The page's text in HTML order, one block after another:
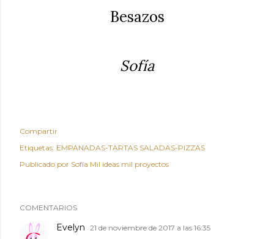
Besazos
Sofía
Compartir
Etiquetas: EMPANADAS-TARTAS SALADAS-PIZZAS
Publicado por Sofía Mil ideas mil proyectos
COMENTARIOS
Evelyn 21 de noviembre de 2017 a las 16:35